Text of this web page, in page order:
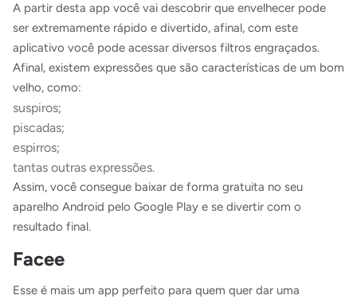
A partir desta app você vai descobrir que envelhecer pode
ser extremamente rápido e divertido, afinal, com este
aplicativo você pode acessar diversos filtros engraçados.
Afinal, existem expressões que são características de um bom
velho, como:
suspiros;
piscadas;
espirros;
tantas outras expressões.
Assim, você consegue baixar de forma gratuita no seu
aparelho Android pelo Google Play e se divertir com o
resultado final.
Facee
Esse é mais um app perfeito para quem quer dar uma